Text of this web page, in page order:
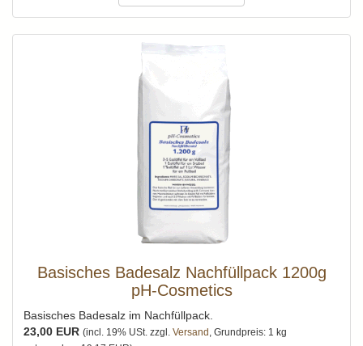
Basisches Badesalz Nachfüllpack 1200g
pH-Cosmetics
Basisches Badesalz im Nachfüllpack.
23,00 EUR (incl. 19% USt. zzgl. Versand , Grundpreis: 1 kg